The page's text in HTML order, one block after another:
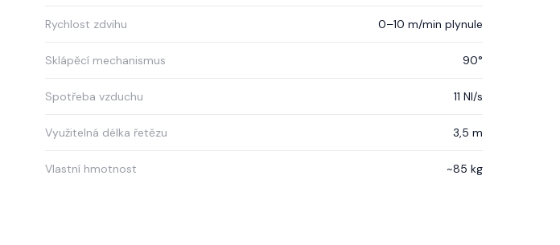
Rychlost zdvihu 0–10 m/min plynule
Sklápěcí mechanismus 90°
Spotřeba vzduchu 11 Nl/s
Využitelná délka řetězu 3,5 m
Vlastní hmotnost ~85 kg